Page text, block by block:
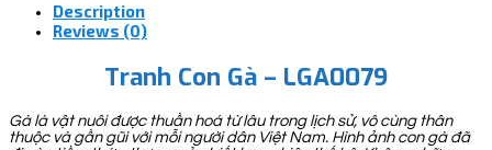
Description
Reviews (0)
Tranh Con Gà – LGA0079
Gà là vật nuôi được thuần hoá từ lâu trong lịch sử, vô cùng thân
thuộc và gần gũi với mỗi người dân Việt Nam. Hình ảnh con gà đã